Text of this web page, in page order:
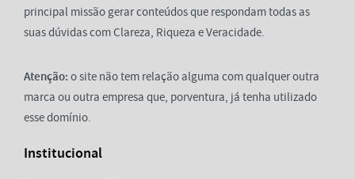
principal missão gerar conteúdos que respondam todas as
suas dúvidas com Clareza, Riqueza e Veracidade.
Atenção: o site não tem relação alguma com qualquer outra
marca ou outra empresa que, porventura, já tenha utilizado
esse domínio.
Institucional